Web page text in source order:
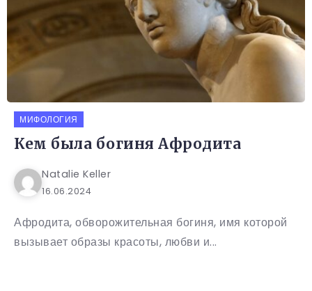
МИФОЛОГИЯ
Кем была богиня Афродита
Natalie Keller
16.06.2024
Афродита, обворожительная богиня, имя которой
вызывает образы красоты, любви и...